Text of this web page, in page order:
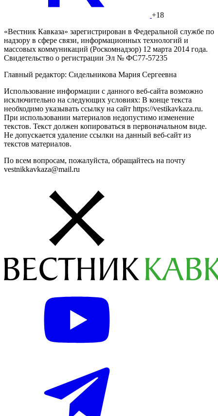
+18
«Вестник Кавказа» зарегистрирован в Федеральной службе по
надзору в сфере связи, информационных технологий и
массовых коммуникаций (Роскомнадзор) 12 марта 2014 года.
Свидетельство о регистрации Эл № ФС77-57235
Главный редактор: Сидельникова Мария Сергеевна
Использование информации с данного веб-сайта возможно
исключительно на следующих условиях: В конце текста
необходимо указывать ссылку на сайт https://vestikavkaza.ru.
При использовании материалов недопустимо изменение
текстов. Текст должен копироваться в первоначальном виде.
Не допускается удаление ссылки на данный веб-сайт из
текстов материалов.
По всем вопросам, пожалуйста, обращайтесь на почту
vestnikkavkaza@mail.ru